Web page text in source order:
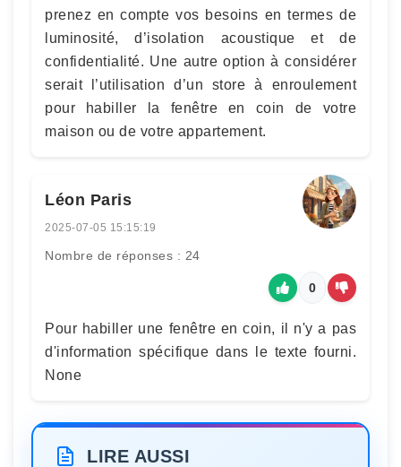
prenez en compte vos besoins en termes de
luminosité, d’isolation acoustique et de
confidentialité. Une autre option à considérer
serait l’utilisation d’un store à enroulement
pour habiller la fenêtre en coin de votre
maison ou de votre appartement.
Léon Paris
2025-07-05 15:15:19
Nombre de réponses : 24
0
Pour habiller une fenêtre en coin, il n'y a pas
d'information spécifique dans le texte fourni.
None
LIRE AUSSI